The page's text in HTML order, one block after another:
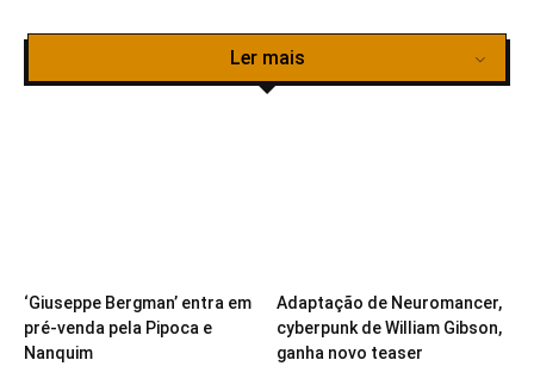
Ler mais
‘Giuseppe Bergman’ entra em
pré-venda pela Pipoca e
Nanquim
Adaptação de Neuromancer,
cyberpunk de William Gibson,
ganha novo teaser